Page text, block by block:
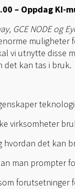
– Oppdag KI-
GCE NODE og
muligheter
vi utnytte disse
det kan tas i bruk.
virksomheter
hvordan det kan
man prompter
forutsetninger